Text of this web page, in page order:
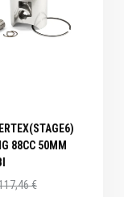
88CC 50MM
€